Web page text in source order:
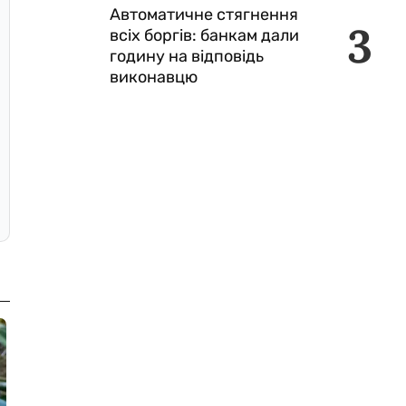
3
Автоматичне стягнення
всіх боргів: банкам дали
годину на відповідь
виконавцю